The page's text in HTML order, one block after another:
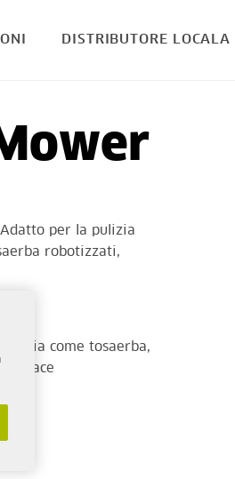
DISTRIBUTORE LOCALA
per la pulizia
robotizzati,
come tosaerba,